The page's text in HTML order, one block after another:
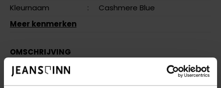
Kleurnaam
:
Cashmere Blue
Meer kenmerken
OMSCHRIJVING
JPRPARMA SHIRT L/S NOOS JNR - Cashmere Blue